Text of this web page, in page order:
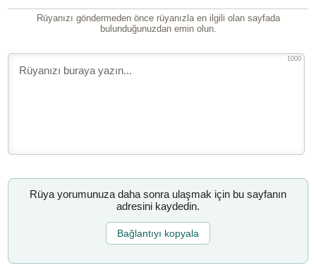
Rüyanızı göndermeden önce rüyanızla en ilgili olan sayfada
bulunduğunuzdan emin olun.
1000
Rüya yorumunuza daha sonra ulaşmak için bu sayfanın
adresini kaydedin.
Bağlantıyı kopyala